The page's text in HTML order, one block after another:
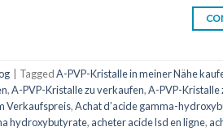
TaggedA-PVP-Kristalle in meiner Nähe
,A-PVP-Kristalle zu verkaufen,A-PVP-Kristalle
Verkaufspreis,Achat d’acide gamma-
hydroxybutyrate, acheter acide lsd en ligne,